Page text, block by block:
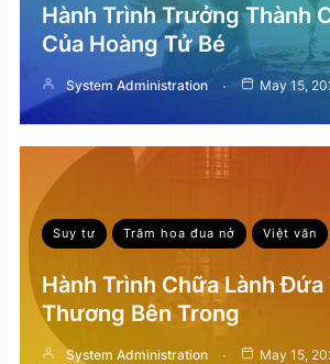
Hành Trình Trưởng Thành
Của Hoàng Tử Bé
System Administration May 15,
Suy tư Trăm hoa đua nở Việt văn
Hành Trình Chữa Lành Đứa
Thương Bên Trong
System Administration May 15,